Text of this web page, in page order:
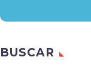
BUSCAR